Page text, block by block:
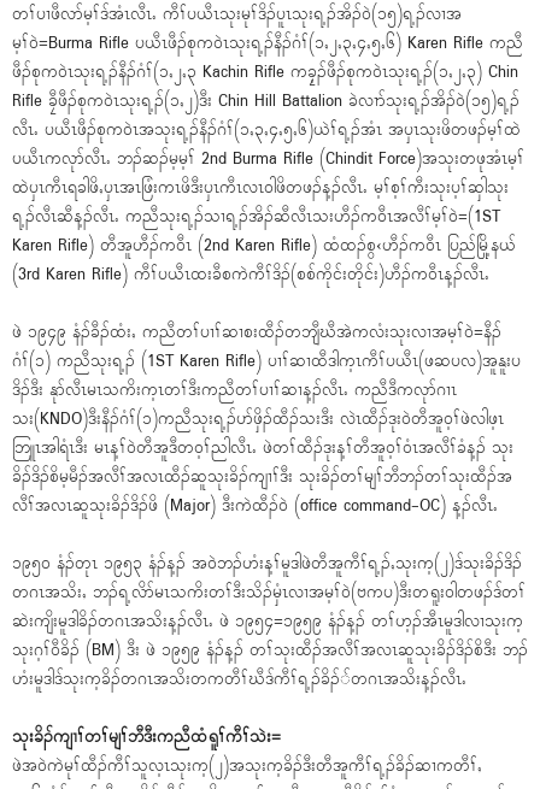
တၢ်ပၢဖီလာ်မ့ၢ်ဒ်အံၤလီၤႉ ကီၢ်ပယီၤသုးမုၢ်ဒိၣ်ပူၤသုးရ့ၣ်အိၣ်၀ဲ(၁၅)ရ့ၣ်လၢအ
မ့ၢ်၀ဲ=Burma Rifle ပယီၤဖီၣ်စုက၀ဲၤသုးရ့ၣ်နီၣ်ဂံၢ်(၁ႇ၂ႇ၃ႇ၄ႇ၅ႇ၆) Karen Rifle ကညီ
ဖီၣ်စုက၀ဲၤသုးရ့ၣ်နီၣ်ဂံၢ်(၁ႇ၂ႇ၃ Kachin Rifle ကခၠ့ၣ်ဖီၣ်စုက၀ဲၤသုးရ့ၣ်(၁ႇ၂ႇ၃) Chin
Rifle ခၠီဖီၣ်စုက၀ဲၤသုးရ့ၣ်(၁ႇ၂)ဒီး Chin Hill Battalion ခဲလၢာ်သုးရ့ၣ်အိၣ်၀ဲ(၁၅)ရ့ၣ်
လီၤႉ ပယီၤဖီၣ်စုက၀ဲၤအသုးရ့ၣ်နီၣ်ဂံၢ်(၁ႇ၃ႇ၄ႇ၅ႇ၆)ယဲၢ်ရ့ၣ်အံၤ အၦၤသုးဖိတဖၣ်မ့ၢ်ထဲ
ပယီၤကလုာ်လီၤႉ ဘၣ်ဆၣ်မ့မ့ၢ် 2nd Burma Rifle (Chindit Force)အသုးတဖုအံၤမ့ၢ်
ထဲၦၤကီၤရခါဖိႇၦၤအၤဖြံးကၤဖိဒီးၦၤကီၤလၤ၀ါဖိတဖၣ်န့ၣ်လီၤႉ မ့ၢ်စ့ၢ်ကီးသုးပ့ၢ်ဆှါသုး
ရ့ၣ်လီၤဆီန့ၣ်လီၤႉ ကညီသုးရ့ၣ်သၢရ့ၣ်အိၣ်ဆီလီၤသးဟီၣ်က၀ီၤအလီၢ်မ့ၢ်၀ဲ=(1ST
Karen Rifle) တီအူဟီၣ်က၀ီၤ (2nd Karen Rifle) ထံထၣ်စွ‹ဟီၣ်က၀ီၤ ပြည်မြို့နယ်
(3rd Karen Rifle) ကီၢ်ပယီၤထးခီစကဲကီၢ်ဒိၣ်(စစ်ကိုင်းတိုင်း)ဟီၣ်က၀ီၤန့ၣ်လီၤႉ
ဖဲ ၁၉၄၉ နံၣ်ခီၣ်ထံးႇ ကညီတၢ်ပၢၢ်ဆၢစးထီၣ်တဘျီဃီအဲကလံးသုးလၢအမ့ၢ်၀ဲ=နီၣ်
ဂံၢ်(၁) ကညီသုးရ့ၣ် (1ST Karen Rifle) ပၢၢ်ဆၢထီဒါက့ၤကီၢ်ပယီၤ(ဖဆပလ)အူနူးပ
ဒိၣ်ဒီး နုာ်လီၤမၤသကိးက့ၤတၢ်ဒီးကညီတၢ်ပၢၢ်ဆၢန့ၣ်လီၤႉ ကညီဒီကလုာ်ဂၢၤ
သး(KNDO)ဒီးနီၣ်ဂံၢ်(၁)ကညီသုးရ့ၣ်ပာ်ဖှိၣ်ထီၣ်သးဒီး လဲၤထီၣ်ဒုး၀ဲတီအူ၀့ၢ်ဖဲလါဖ့ၤ
ဘြူၤအါရံၤဒီး မၤန့ၢ်၀ဲတီအူဒီတ၀့ၢ်ညါလီၤႉ ဖဲတၢ်ထီၣ်ဒုးန့ၢ်တီအူ၀့ၢ်၀ံၤအလီၢ်ခံန့ၣ် သုး
ခိၣ်ဒိၣ်စိမ့မီၣ်အလီၢ်အလၤထီၣ်ဆူသုးခိၣ်ကျၢၢ်ဒီး သုးခိၣ်တၢ်မျၢ်ဘီဘၣ်တၢ်သုးထီၣ်အ
လီၢ်အလၤဆူသုးခိၣ်ဒိၣ်ဖိ (Major) ဒီးကဲထီၣ်၀ဲ (office command-OC) န့ၣ်လီၤႉ
၁၉၅၀ နံၣ်တုၤ ၁၉၅၃ နံၣ်န့ၣ် အ၀ဲဘၣ်ဟံးန့ၢ်မူဒါဖဲတီအူကီၢ်ရ့ၣ်ႇသုးက့(၂)ဒ်သုးခိၣ်ဒိၣ်
တဂၤအသိးႇ ဘၣ်ရ့လိာ်မၤသကိးတၢ်ဒီးသိၣ်မှံၤလၢအမ့ၢ်၀ဲ(ဗကပ)ဒီးတရူး၀ါတဖၣ်ဒ်တၢ်
ဆဲးကျိးမူဒါခိၣ်တဂၤအသိးန့ၣ်လီၤႉ ဖဲ ၁၉၅၄=၁၉၅၉ နံၣ်န့ၣ် တၢ်ဟ့ၣ်အီၤမူဒါလၢသုးက့
သုးဂ့ၢ်၀ီခိၣ် (BM) ဒီး ဖဲ ၁၉၅၉ နံၣ်န့ၣ် တၢ်သုးထီၣ်အလီၢ်အလၤဆူသုးခိၣ်ဒိၣ်စိဒီး ဘၣ်
ဟံးမူဒါဒ်သုးက့ခိၣ်တဂၤအသိးတကတီၢ်ဃီဒ်ကီၢ်ရ့ၣ်ခိၣ််တဂၤအသိးန့ၣ်လီၤႉ
သုးခိၣ်ကျၢၢ်တၢ်မျၢ်ဘီဒီးကညီထံရူၢ်ကီၢ်သဲး=
ဖဲအ၀ဲကဲမုၢ်ထီၣ်ကီၢ်သူလ့ၤသုးက့(၂)အသုးက့ခိၣ်ဒီးတီအူကီၢ်ရ့ၣ်ခိၣ်ဆၢကတီၢ်ႇ